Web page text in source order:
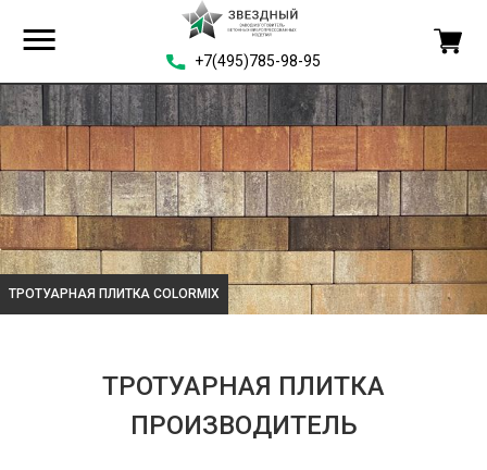
+7(495)785-98-95
ТРОТУАРНАЯ ПЛИТКА COLORMIX
ТРОТУАРНАЯ ПЛИТКА
ПРОИЗВОДИТЕЛЬ